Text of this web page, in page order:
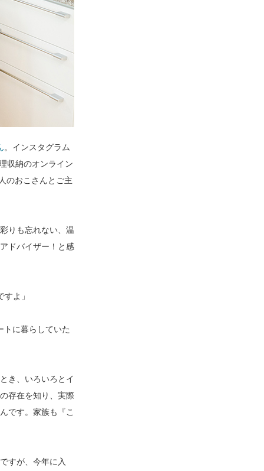
。インスタグラム
収納のオンライン
のおこさんとご主
りも忘れない、温
ドバイザー！と感
よ」
に暮らしていた
き、いろいろとイ
存在を知り、実際
です。家族も『こ
すが、今年に入